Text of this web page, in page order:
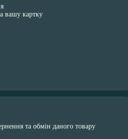
вашу картку
та обмін даного товару